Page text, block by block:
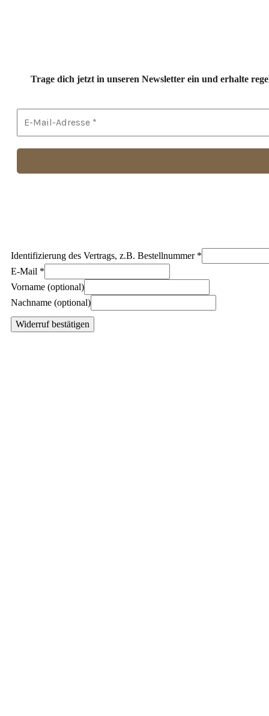
Trage dich jetzt in unseren Newsletter ein und erhalte
Identifizierung des Vertrags, z.B. Bestellnummer *
E-Mail *
E-
Mail
(wiederholen)*
Vorname (optional)
Nachname (optional)
Widerruf bestätigen